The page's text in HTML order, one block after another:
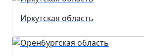
Иркутская область